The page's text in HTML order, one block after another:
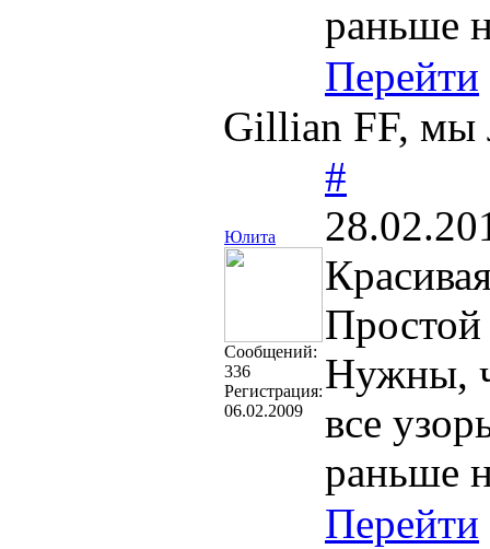
раньше
Перейти
Gillian FF,
Юлита
Cообщений:
336
Регистрация:
06.02.2009
#
Простой
Нужны,
все
раньше
Перейти